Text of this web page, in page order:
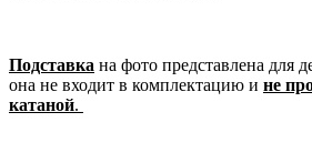
Подставка на фото представлена для
она не входит в комплектацию и не
катаной.